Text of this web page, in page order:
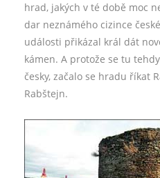
hrad, jakých v té době moc
dar neznámého cizince
události přikázal král dát
kámen. A protože se tu
česky, začalo se hradu říkat
Rabštejn.